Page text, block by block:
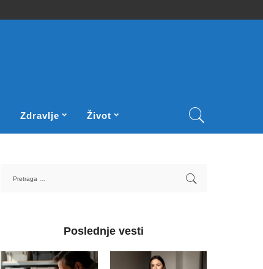
Zdravlje Život
Poslednje vesti